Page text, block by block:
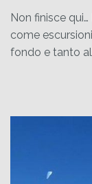
Non finisce
come
fondo e tanto